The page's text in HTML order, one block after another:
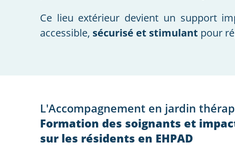
Ce lieu extérieur devient un support
accessible, sécurisé et stimulant pour
L'Accompagnement en jardin
Formation des soignants et
sur les résidents en EHPAD